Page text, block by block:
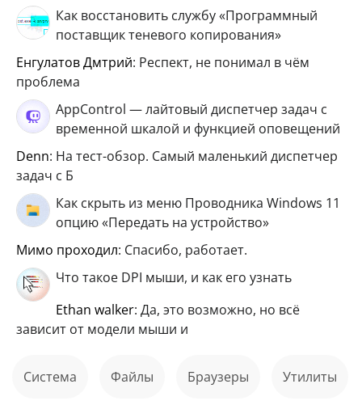
Как восстановить службу «Программный
поставщик теневого копирования»
Енгулатов Дмтрий: Респект, не понимал в чём
проблема
AppControl — лайтовый диспетчер задач с
временной шкалой и функцией оповещений
Denn: На тест-обзор. Самый маленький диспетчер
задач с Б
Как скрыть из меню Проводника Windows 11
опцию «Передать на устройство»
мимо проходил: Спасибо, работает.
Что такое DPI мыши, и как его узнать
ethan walker: Да, это возможно, но всё
зависит от модели мыши и
Система файлы Браузеры Утилиты